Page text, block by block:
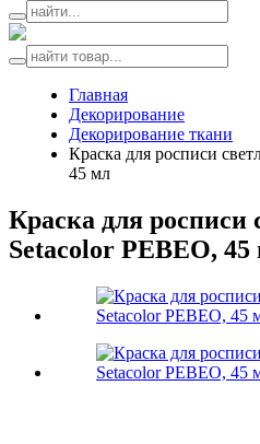
Главная
Декорирование
Декорирование ткани
Краска для росписи
45 мл
Краска для росписи
Setacolor PEBEO, 45